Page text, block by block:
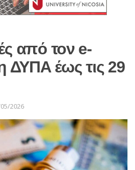
από τον e-
ΔΥΠΑ έως τις 29
2026